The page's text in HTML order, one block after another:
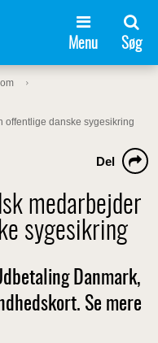
Menu Søg
offentlige danske sygesikring
medarbejder
sygesikring
Del
Danmark,
Se mere